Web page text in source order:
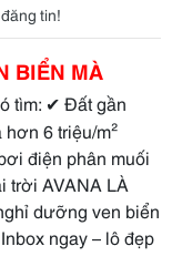
tin!
BIỂN MÀ
tìm: ✔ Đất gần
6 triệu/m²
điện phân muối
trời AVANA LÀ
dưỡng ven biển
ngay – lô đẹp